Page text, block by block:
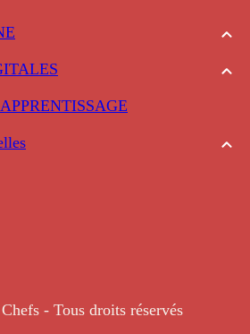
- Tous droits réservés